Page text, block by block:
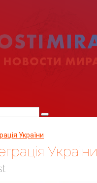
України
України